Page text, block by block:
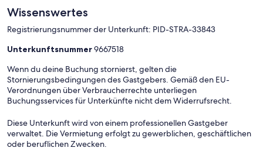
- Bathroom. There is an internal bathroom (1) plus an outdoor
- Air conditioning: The property has air conditioning in the living
- We welcome responsible guests that will not cause disturbance to
- For our pet friendly properties, pets are welcome inside but not on
furniture or beds (please bring a blanket).
- After booking you must sign a rental agreement. Please contact us
prior to booking if you'd like to view a copy.
Wissenswertes
Registrierungsnummer der Unterkunft: PID-STRA-33843
Unterkunftsnummer9667518
Wenn du deine Buchung stornierst, gelten die
Stornierungsbedingungen des Gastgebers. Gemäß den EU-
Verordnungen über Verbraucherrechte unterliegen
Buchungsservices für Unterkünfte nicht dem Widerrufsrecht.
Diese Unterkunft wird von einem professionellen Gastgeber
verwaltet. Die Vermietung erfolgt zu gewerblichen, geschäftlichen
oder beruflichen Zwecken.